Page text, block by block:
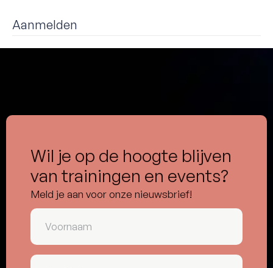
Aanmelden
Wil je op de hoogte blijven
van trainingen en events?
Meld je aan voor onze nieuwsbrief!
Voornaam
(Vereist)
Functie/beroep